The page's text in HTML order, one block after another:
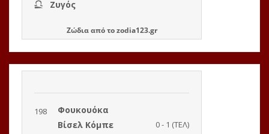
Ζώδιααπό τοzodia123.gr